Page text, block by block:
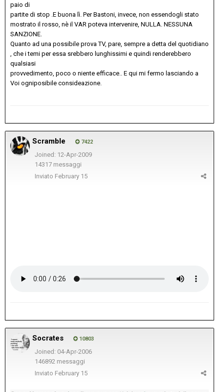
paio di
partite di stop .E buona lì. Per Bastoni, invece, non essendogli stato
mostrato il rosso, nè il VAR poteva intervenire, NULLA. NESSUNA
SANZIONE.
Quanto ad una possibile prova TV, pare, sempre a detta del quotidiano
, che i temi per essa srebbero lunghissimi e quindi renderebbero
qualsiasi
provvedimento, poco o niente efficace.. E qui mi fermo lasciando a
Voi ogniposibile consideazione.
Scramble 7422
Joined: 12-Apr-2009
14317 messaggi
Inviato February 15
Socrates 10803
Joined: 04-Apr-2006
146892 messaggi
Inviato February 15